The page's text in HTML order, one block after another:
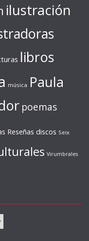
ilustración
libros
música Paula
poemas
Reseñas discos Seix
Virumbrales